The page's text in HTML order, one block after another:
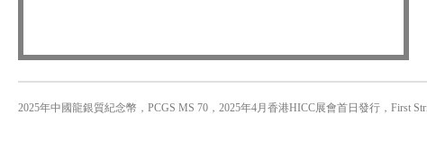
2025年中國龍銀質紀念幣，PCGS MS 70，2025年4月香港HICC展會首日發行，First